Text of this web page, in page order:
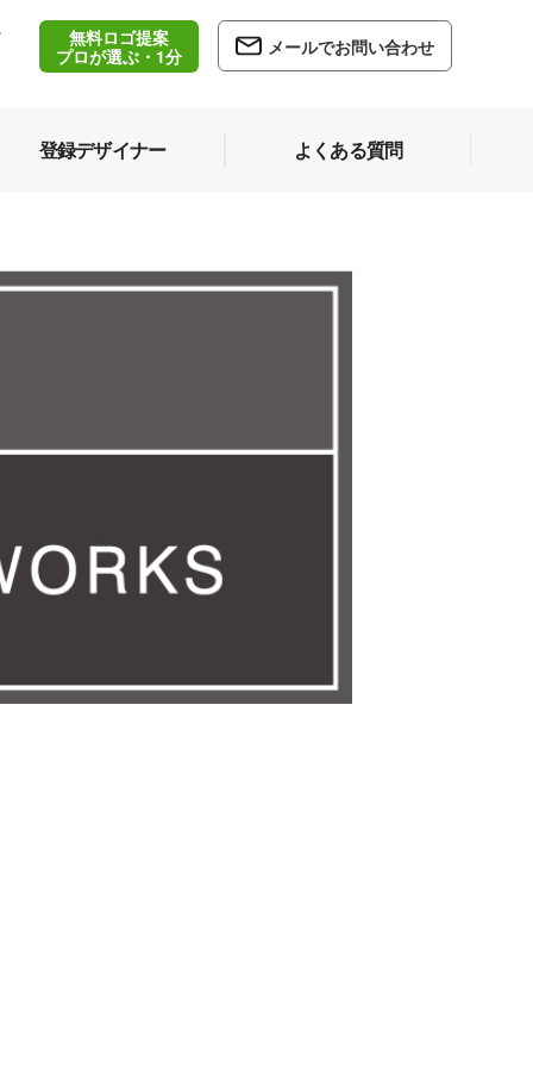
無料ロゴ提案
プロが選ぶ・1分
メールでお問い合わせ
登録デザイナー よくある質問